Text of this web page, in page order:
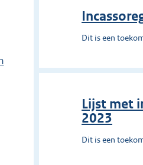
Dit is een
Lijst met
2023
Dit is een